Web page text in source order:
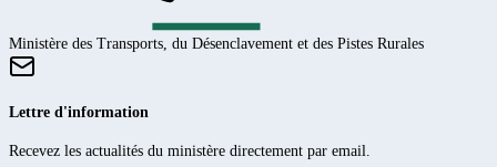
Ministère des Transports, du Désenclavement et des Pistes Rurales
Lettre d'information
Recevez les actualités du ministère directement par email.